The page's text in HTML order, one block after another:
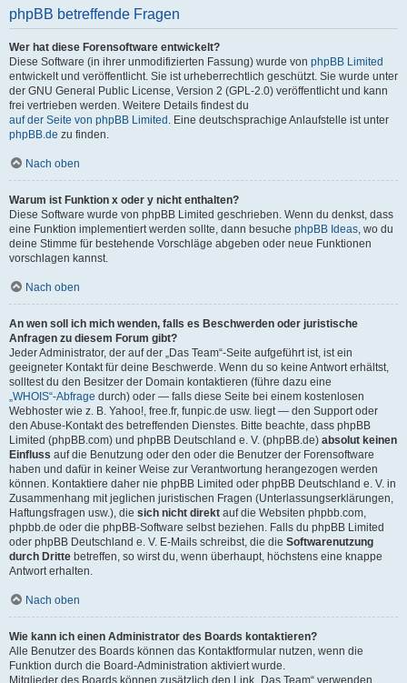
phpBB betreffende Fragen
Wer hat diese Forensoftware entwickelt?
Diese Software (in ihrer unmodifizierten Fassung) wurde von phpBB Limited
entwickelt und veröffentlicht. Sie ist urheberrechtlich geschützt. Sie wurde unter
der GNU General Public License, Version 2 (GPL-2.0) veröffentlicht und kann
frei vertrieben werden. Weitere Details findest du
auf der Seite von phpBB Limited . Eine deutschsprachige Anlaufstelle ist unter
phpBB.de zu finden.
Nach oben
Warum ist Funktion x oder y nicht enthalten?
Diese Software wurde von phpBB Limited geschrieben. Wenn du denkst, dass
eine Funktion implementiert werden sollte, dann besuche phpBB Ideas, wo du
deine Stimme für bestehende Vorschläge abgeben oder neue Funktionen
vorschlagen kannst.
Nach oben
An wen soll ich mich wenden, falls es Beschwerden oder juristische
Anfragen zu diesem Forum gibt?
Jeder Administrator, der auf der „Das Team“-Seite aufgeführt ist, ist ein
geeigneter Kontakt für deine Beschwerde. Wenn du so keine Antwort erhältst,
solltest du den Besitzer der Domain kontaktieren (führe dazu eine
„WHOIS“-Abfrage durch) oder — falls diese Seite bei einem kostenlosen
Webhoster wie z. B. Yahoo!, free.fr, funpic.de usw. liegt — den Support oder
den Abuse-Kontakt des betreffenden Dienstes. Bitte beachte, dass phpBB
Limited (phpBB.com) und phpBB Deutschland e. V. (phpBB.de) absolut keinen
Einfluss auf die Benutzung oder den oder die Benutzer der Forensoftware
haben und dafür in keiner Weise zur Verantwortung herangezogen werden
können. Kontaktiere daher nie phpBB Limited oder phpBB Deutschland e. V. in
Zusammenhang mit jeglichen juristischen Fragen (Unterlassungserklärungen,
Haftungsfragen usw.), die sich nicht direkt auf die Websiten phpbb.com,
phpbb.de oder die phpBB-Software selbst beziehen. Falls du phpBB Limited
oder phpBB Deutschland e. V. E-Mails schreibst, die die Softwarenutzung
durch Dritte betreffen, so wirst du, wenn überhaupt, höchstens eine knappe
Antwort erhalten.
Nach oben
Wie kann ich einen Administrator des Boards kontaktieren?
Alle Benutzer des Boards können das Kontaktformular nutzen, wenn die
Funktion durch die Board-Administration aktiviert wurde.
Mitglieder des Boards können zusätzlich den Link „Das Team“ verwenden.